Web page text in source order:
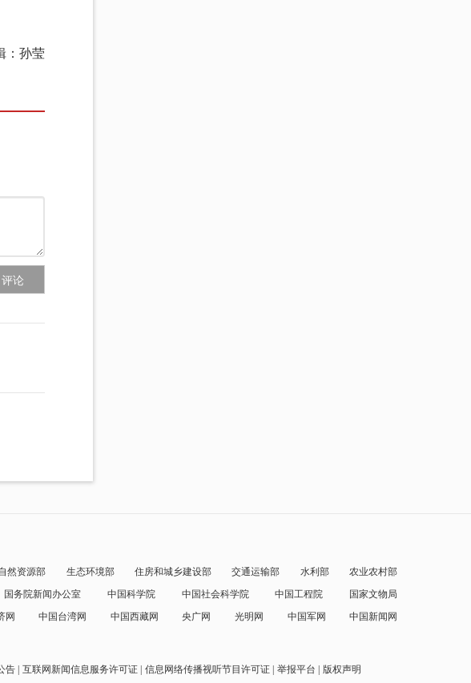
：孙莹
评论
然资源部 生态环境部 住房和城乡建设部 交通运输部 水利部
农业农村部
国务院新闻办公室 中国科学院 中国社会科学院 中国工程院
国家文物局
网 中国台湾网 中国西藏网 央广网 光明网 中国军网 中国新闻网
告 互联网新闻信息服务许可证 信息网络传播视听节目许可证 举报平台 版权声明